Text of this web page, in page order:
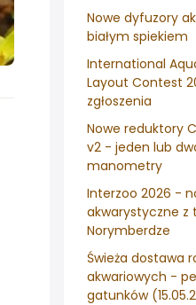
Nowe dyfuzory
białym spiekiem
International
Layout Contest
zgłoszenia
Nowe reduktory
v2 - jeden lub
manometry
Interzoo 2026 -
akwarystyczne z
Norymberdze
Świeża dostawa
akwariowych -
gatunków